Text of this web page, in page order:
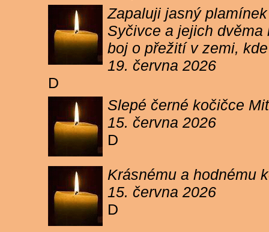
Zapaluji jasný
Syčivce a jejich
boj o přežití v zemi,
19. června 2026
D
Slepé černé kočičce
15. června 2026
D
Krásnému a hodnému
15. června 2026
D